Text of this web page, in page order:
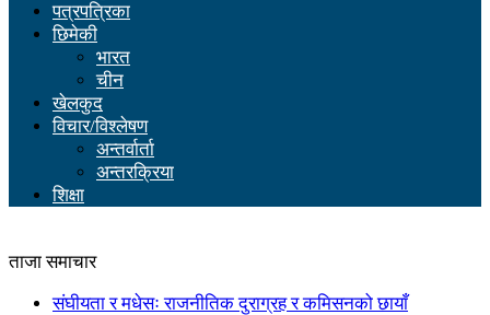
पत्रपत्रिका
छिमेकी
भारत
चीन
खेलकुद
विचार/विश्लेषण
अन्तर्वार्ता
अन्तरक्रिया
शिक्षा
ताजा समाचार
संघीयता र मधेसः राजनीतिक दुराग्रह र कमिसनको छायाँ